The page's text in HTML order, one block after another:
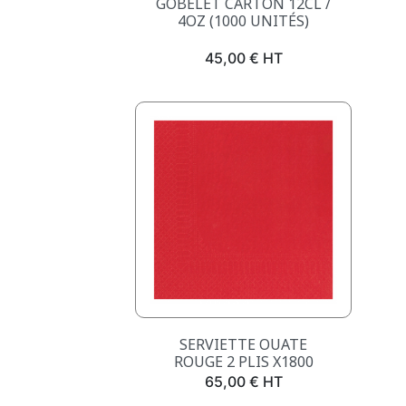
4OZ (1000 UNITÉS)
Prix
45,00 € HT
Aperçu rapide
SERVIETTE OUATE
ROUGE 2 PLIS X1800
Prix
65,00 € HT